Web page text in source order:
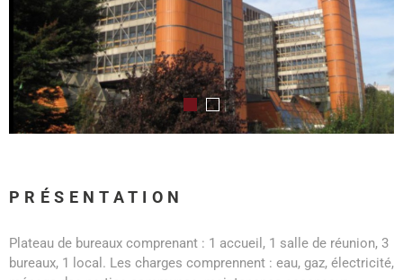
PRÉSENTATION
Plateau de bureaux comprenant : 1 accueil, 1 salle de réunion, 3
bureaux, 1 local. Les charges comprennent : eau, gaz, électricité,